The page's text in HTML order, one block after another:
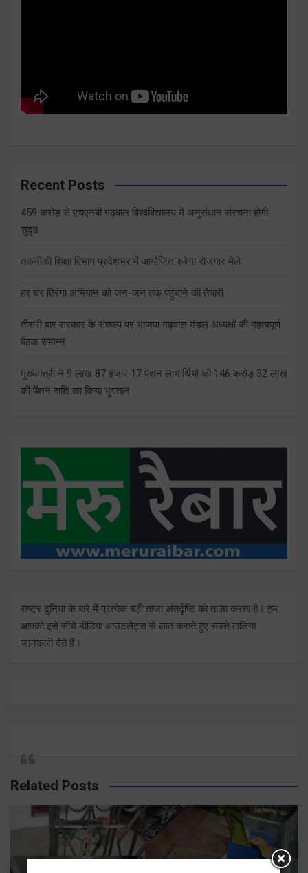
Recent Posts
459 करोड़ से एचएनबी गढ़वाल विश्वविद्यालय में अनुसंधान संरचना होगी
सुदृढ
तकनीकी शिक्षा विभाग प्रदेशभर में आयोजित करेगा रोजगार मेले
हर घर तिरंगा अभियान को जन-जन तक पहुंचाने की तैयारी
तीसरी बार सरकार के संकल्प पर भाजपा गढ़वाल मंडल अध्यक्षों की महत्वपूर्ण
बैठक सम्पन्न
मुख्यमंत्री ने 9 लाख 87 हजार 17 पेंशन लाभार्थियों को 146 करोड़ 32 लाख
की पेंशन राशि का किया भुगतान
राष्ट्र दुनिया के बारे में प्रत्येक बड़ी ताजा अंतर्दृष्टि को ताज़ा करता है। हम
आपको इसे सीधे मीडिया आउटलेट्स से ज्ञात कराते हुए सबसे हालिया
जानकारी देते हैं।
Related Posts